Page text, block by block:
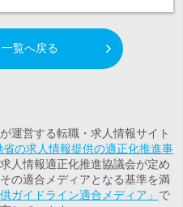
覧へ戻る
が運営する転職・求人情報サイト
省の求人情報提供の適正化推進事
人情報適正化推進協議会が定め
の適合メディアとなる基準を満
ガイドライン適合メディア」 で